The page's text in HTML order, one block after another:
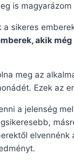
is magyarázom
sikeres
akik
meg az
Ezek az
a jelenség
elvennénk